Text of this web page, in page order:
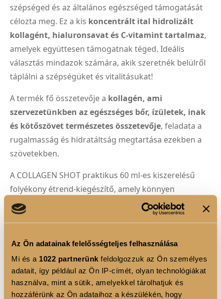
Az Ön adatainak felelősségteljes felhasználása
Mi és a 1022 partnerünk feldolgozzuk az Ön személyes
adatait, így például az Ön IP-címét, olyan technológiákat
használva, mint a sütik, amelyekkel tárolhatjuk és
hozzáférünk az Ön adataihoz a készülékén, hogy
szépséged és az általános egészséged támogatását
célozta meg. Ez a kis koncentrált ital hidrolizált
kollagént, hialuronsavat és C-vitamint tartalmaz,
amelyek együttesen támogatnak téged. Ideális
választás mindazok számára, akik szeretnék belülről
táplálni a szépségüket és vitalitásukat!
A termék fő összetevője a kollagén, ami
szervezetünkben az egészséges bőr, ízületek, inak
és kötőszövet természetes összetevője, feladata a
rugalmasság és hidratáltság megtartása ezekben a
szövetekben.
A COLLAGEN SHOT praktikus 60 ml-es kiszerelésű
folyékony étrend-kiegészítő, amely könnyen
beilleszthető a mindennapjaidba.
Magas hidrolizált
kollagéntartalma, a hialuronsav és a hozzáadott
praktikus kiszerelésben. Ízesített változatai intenzív
ízélményt nyújtanak, miközben támogatják
szépséged és vitalitásod megőrzését.